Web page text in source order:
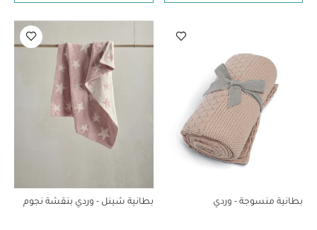
بطانية منسوجة - وردي بطانية شينل - وردي بنقشة نجوم